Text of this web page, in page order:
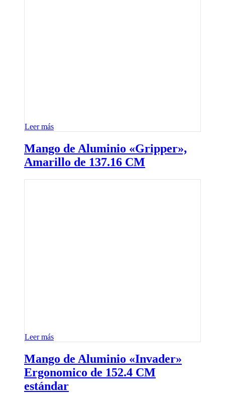
Leer más
Mango de Aluminio «Gripper»,
Amarillo de 137.16 CM
Leer más
Mango de Aluminio «Invader»
Ergonomico de 152.4 CM
estándar